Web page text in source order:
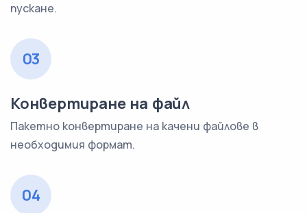
пускане.
03
Конвертиране на файл
Пакетно конвертиране на качени файлове в
необходимия формат.
04